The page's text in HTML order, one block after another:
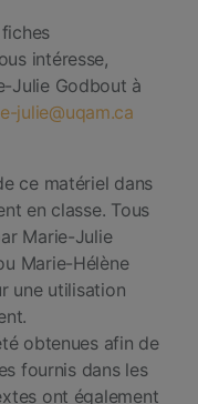
intéresse,
Julie Godbout à
julie@uqam.ca
ce matériel dans
en classe. Tous
Marie-Julie
Marie-Hélène
une utilisation
obtenues afin de
fournis dans les
ont également